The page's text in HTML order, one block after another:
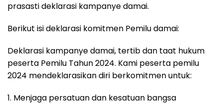
prasasti deklarasi kampanye damai.
Berikut isi deklarasi komitmen Pemilu damai:
Deklarasi kampanye damai, tertib dan taat hukum
peserta Pemilu Tahun 2024. Kami peserta pemilu
2024 mendeklarasikan diri berkomitmen untuk:
1. Menjaga persatuan dan kesatuan bangsa